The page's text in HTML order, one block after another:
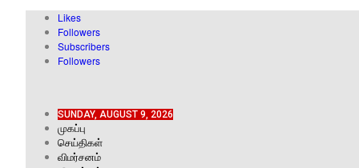
Likes
Followers
Subscribers
Followers
SUNDAY, AUGUST 9, 2026
முகப்பு
செய்திகள்
விமர்சனம்